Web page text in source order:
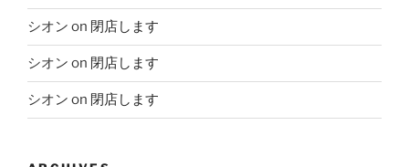
シオン on 閉店します
シオン on 閉店します
シオン on 閉店します